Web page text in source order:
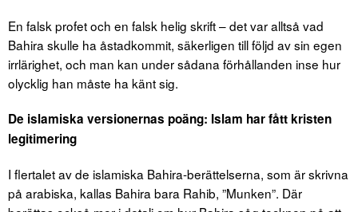
En falsk profet och en falsk helig skrift – det var alltså vad
Bahira skulle ha åstadkommit, säkerligen till följd av sin egen
irrlärighet, och man kan under sådana förhållanden inse hur
olycklig han måste ha känt sig.
De islamiska versionernas poäng: Islam har fått kristen
legitimering
I flertalet av de islamiska Bahira-berättelserna, som är skrivna
på arabiska, kallas Bahira bara Rahib, ”Munken”. Där